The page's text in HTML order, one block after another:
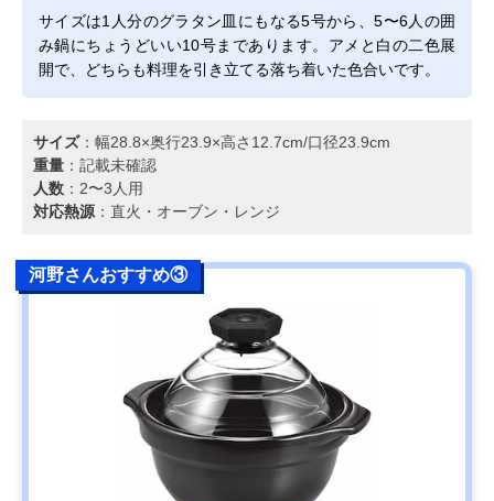
サイズは1人分のグラタン皿にもなる5号から、5〜6人の囲
み鍋にちょうどいい10号まであります。アメと白の二色展
開で、どちらも料理を引き立てる落ち着いた色合いです。
サイズ：幅28.8×奥行23.9×高さ12.7cm/口径23.9cm
重量 ：記載未確認
人数 ：2〜3人用
対応熱源 ：直火・オーブン・レンジ
河野さんおすすめ③